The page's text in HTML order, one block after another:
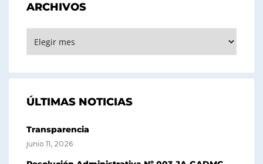
ARCHIVOS
ÚLTIMAS NOTICIAS
Transparencia
junio 11, 2026